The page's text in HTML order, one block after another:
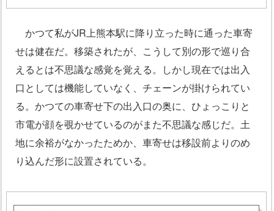
かつて私がJR上熊本駅に降り立った時に通った車寄
せは健在だ。移築されたが、こうして別の形で巡り合
えるとは不思議な感覚を覚える。しかし現在では出入
口としては機能していなく、チェーンが掛けられてい
る。かつての車寄せ下の出入口の奥に、ひょっこりと
市電が顔を覗かせているのがまた不思議な感じだ。土
地に余裕がなかったためか、車寄せは移設前よりのめ
り込んだ形に設置されている。